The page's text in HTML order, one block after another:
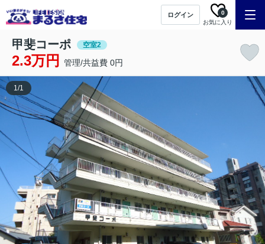
ログイン
お気に入り
0
甲斐コーポ 空室2
2.3万円 管理/共益費 0円
1/1